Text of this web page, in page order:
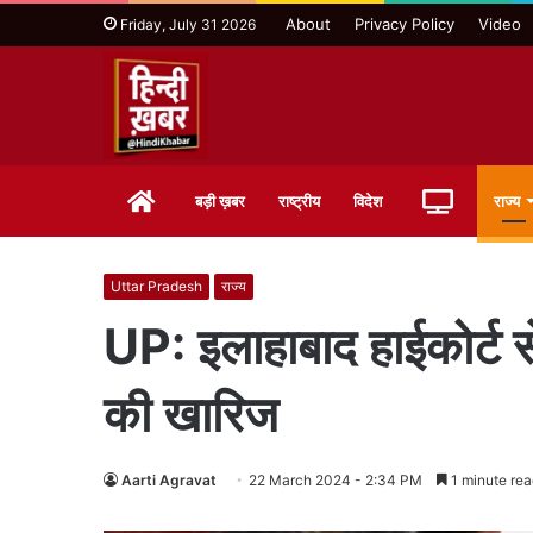
Friday, July 31 2026 About Privacy Policy Video
Homeबड़ी ख़बर राष्ट्रीय विदेश राज्य
Uttar Pradesh राज्य
UP: इलाहाबाद
की खारिज
Aarti Agravat 22 March 2024 - 2:34 PM 1 minute